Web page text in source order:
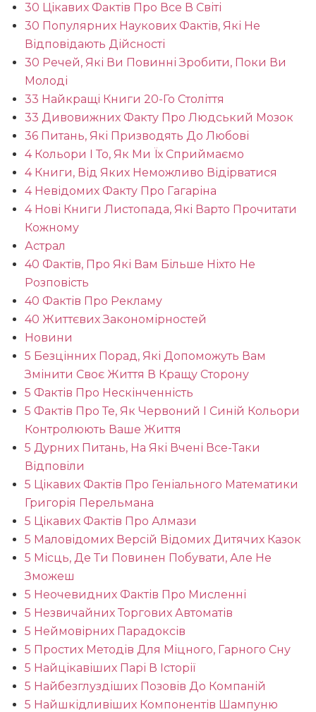
30 Цікавих Фактів Про Все В Світі
30 Популярних Наукових Фактів, Які Не
Відповідають Дійсності
30 Речей, Які Ви Повинні Зробити, Поки Ви
Молоді
33 Найкращі Книги 20-Го Століття
33 Дивовижних Факту Про Людський Мозок
36 Питань, Які Призводять До Любові
4 Кольори І То, Як Ми Їх Сприймаємо
4 Книги, Від Яких Неможливо Відірватися
4 Невідомих Факту Про Гагаріна
4 Нові Книги Листопада, Які Варто Прочитати
Кожному
Астрал
40 Фактів, Про Які Вам Більше Ніхто Не
Розповість
40 Фактів Про Рекламу
40 Життєвих Закономірностей
Новини
5 Безцінних Порад, Які Допоможуть Вам
Змінити Своє Життя В Кращу Сторону
5 Фактів Про Нескінченність
5 Фактів Про Те, Як Червоний І Синій Кольори
Контролюють Ваше Життя
5 Дурних Питань, На Які Вчені Все-Таки
Відповіли
5 Цікавих Фактів Про Геніального Математики
Григорія Перельмана
5 Цікавих Фактів Про Алмази
5 Маловідомих Версій Відомих Дитячих Казок
5 Місць, Де Ти Повинен Побувати, Але Не
Зможеш
5 Неочевидних Фактів Про Мисленні
5 Незвичайних Торгових Автоматів
5 Неймовірних Парадоксів
5 Простих Методів Для Міцного, Гарного Сну
5 Найцікавіших Парі В Історії
5 Найбезглуздіших Позовів До Компаній
5 Найшкідливіших Компонентів Шампуню